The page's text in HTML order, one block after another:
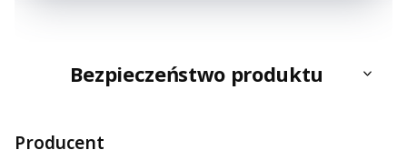
Bezpieczeństwo produktu
Producent